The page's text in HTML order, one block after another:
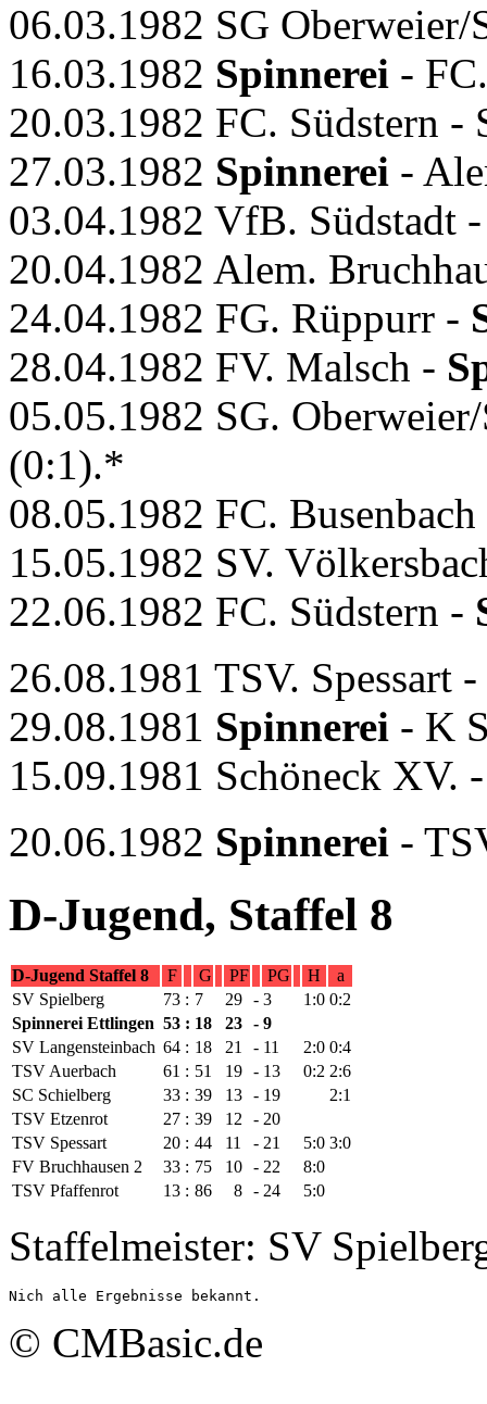
06.03.1982 SG
16.03.1982 Spinnerei -
20.03.1982 FC. Südstern -
27.03.1982 Spinnerei -
03.04.1982 VfB. Südstadt
20.04.1982 Alem.
24.04.1982 FG. Rüppurr -
28.04.1982 FV. Malsch -
05.05.1982 SG.
(0:1).*
08.05.1982 FC.
15.05.1982 SV.
22.06.1982 FC. Südstern -
26.08.1981 TSV. Spessart -
29.08.1981 Spinnerei - K
15.09.1981 Schöneck XV.
20.06.1982 Spinnerei -
D-Jugend, Staffel 8
D-Jugend Staffel 8 F G PF PG H
a
SV Spielberg
73 : 7 29 - 3 1:0 0:2
Spinnerei Ettlingen 53 : 18 23 - 9
SV Langensteinbach 64 : 18 21 - 11 2:0 0:4
TSV Auerbach
61 : 51 19 - 13 0:2 2:6
SC Schielberg
33 : 39 13 - 19
2:1
TSV Etzenrot
27 : 39 12 - 20
TSV Spessart
20 : 44 11 - 21 5:0 3:0
FV Bruchhausen 2
33 : 75 10 - 22
8:0
TSV Pfaffenrot
13 : 86 8 - 24 5:0
Staffelmeister: SV
Nich alle Ergebnisse bekannt.
© CMBasic.de